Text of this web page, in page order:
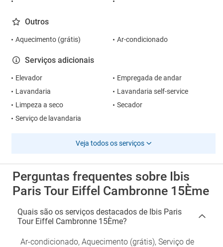
Outros
Aquecimento (grátis) Ar-condicionado
Serviços adicionais
Elevador
Empregada de andar
Lavandaria
Lavandaria self-service
Limpeza a seco
Secador
Serviço de lavandaria
Veja todos os serviços
Perguntas frequentes sobre Ibis
Paris Tour Eiffel Cambronne 15Ème
Quais são os serviços destacados de Ibis Paris
Tour Eiffel Cambronne 15Ème?
Ar-condicionado, Aquecimento (grátis), Serviço de